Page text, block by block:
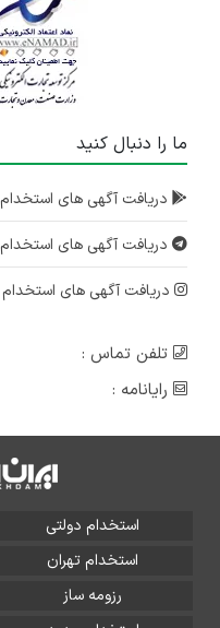
ما را دنبال کنید
دریافت آگهی های
دریافت آگهی های استخدام
دریافت آگهی های استخدام
تلفن تماس :
رایانامه :
استخدام دولتی
استخدام تهران
رزومه ساز